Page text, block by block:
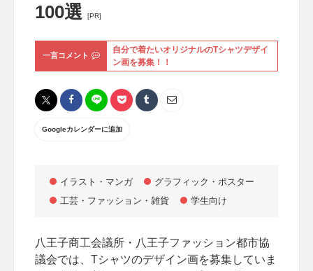
100選 [PR]
一言コメント
自分で着たいオリジナルのTシャツデザイ
ン画を募集！！
Googleカレンダーに追加
イラスト・マンガ
グラフィック・ポスター
工芸・ファッション・雑貨
学生向け
八王子商工会議所・八王子ファッション都市協
議会では、Tシャツのデザイン画を募集していま